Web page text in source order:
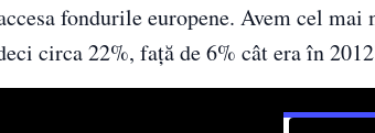
fondurile europene. Avem cel
circa 22%, faţă de 6% cât era în